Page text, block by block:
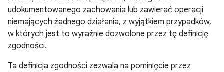
udokumentowanego zachowania lub zawierać operacji
niemających żadnego działania, z wyjątkiem przypadków,
w których jest to wyraźnie dozwolone przez tę definicję
zgodności.
Ta definicja zgodności zezwala na pominięcie przez